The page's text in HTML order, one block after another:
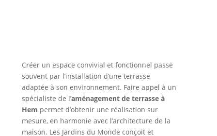
Créer un espace convivial et fonctionnel passe
souvent par l’installation d’une terrasse
adaptée à son environnement. Faire appel à un
spécialiste de l’aménagement de terrasse à
Hem permet d’obtenir une réalisation sur
mesure, en harmonie avec l’architecture de la
maison. Les Jardins du Monde conçoit et